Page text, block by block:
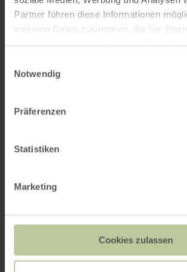
Partner führen diese Informationen
weiteren Daten zusammen, die Sie
Notwendig
Präferenzen
Statistiken
Marketing
Cookies zulassen
Wildenburger Ländchen
Zu Gast in der eigenen